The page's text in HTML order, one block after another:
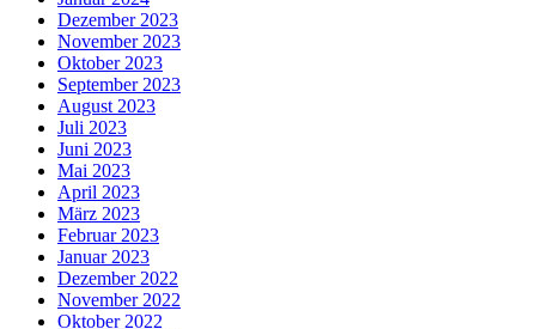
Dezember 2023
November 2023
Oktober 2023
September 2023
August 2023
Juli 2023
Juni 2023
Mai 2023
April 2023
März 2023
Februar 2023
Januar 2023
Dezember 2022
November 2022
Oktober 2022